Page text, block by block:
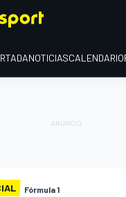
NOTICIASCALENDARIO
Fórmula 1